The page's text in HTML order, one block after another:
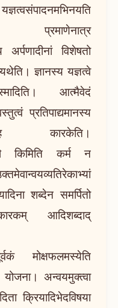
प्रमाणेनात्र
अर्पणादीनां विशेषतो
ज्ञानस्य यज्ञत्वे
आत्मैवेदं
प्रतिपाद्यमानस्य
कारकेति।
किमिति कर्म न
शब्देन समर्पितो
आदिशब्दाद्
मोक्षफलमस्येति
अन्वयमुक्त्वा
क्रियादिभेदविषया